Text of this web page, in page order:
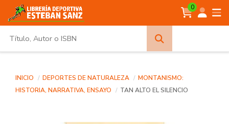
0
INICIO DEPORTES DE NATURALEZA
MONTANISMO:
HISTORIA, NARRATIVA, ENSAYO
TAN ALTO EL SILENCIO